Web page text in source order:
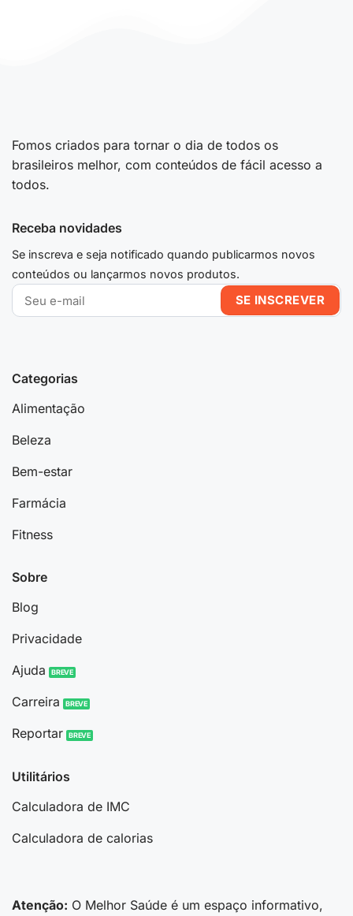
Fomos criados para tornar o dia de todos os
brasileiros melhor, com conteúdos de fácil acesso a
todos.
Categorias
Alimentação
Beleza
Bem-estar
Farmácia
Fitness
Sobre
Blog
Privacidade
Ajuda
Carreira
Reportar
Utilitários
Calculadora de IMC
Calculadora de calorias
Receba novidades
Se inscreva e seja notificado quando publicarmos novos
conteúdos ou lançarmos novos produtos.
Atenção: O Melhor Saúde é um espaço informativo,